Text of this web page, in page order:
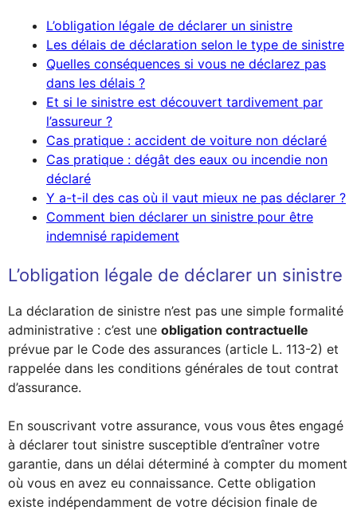
L’obligation légale de déclarer un sinistre
Les délais de déclaration selon le type de sinistre
Quelles conséquences si vous ne déclarez pas
dans les délais ?
Et si le sinistre est découvert tardivement par
l’assureur ?
Cas pratique : accident de voiture non déclaré
Cas pratique : dégât des eaux ou incendie non
déclaré
Y a-t-il des cas où il vaut mieux ne pas déclarer ?
Comment bien déclarer un sinistre pour être
indemnisé rapidement
L’obligation légale de déclarer un sinistre
La déclaration de sinistre n’est pas une simple formalité
administrative : c’est une obligation contractuelle
prévue par le Code des assurances (article L. 113-2) et
rappelée dans les conditions générales de tout contrat
d’assurance.
En souscrivant votre assurance, vous vous êtes engagé
à déclarer tout sinistre susceptible d’entraîner votre
garantie, dans un délai déterminé à compter du moment
où vous en avez eu connaissance. Cette obligation
existe indépendamment de votre décision finale de